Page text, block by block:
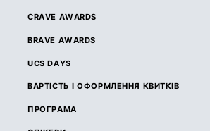
CRAVE AWARDS
BRAVE AWARDS
UCS DAYS
ВАРТІСТЬ І ОФОРМЛЕННЯ КВИТКІВ
ПРОГРАМА